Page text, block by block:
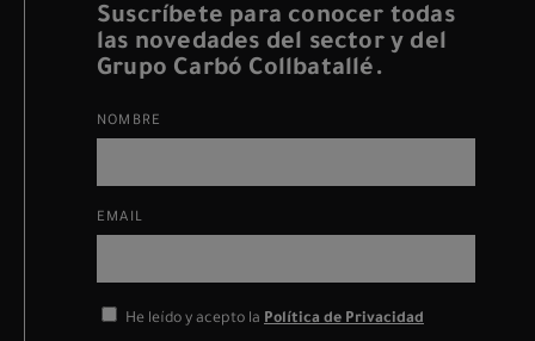
Suscríbete para conocer todas
las novedades del sector y del
Grupo Carbó Collbatallé.
NOMBRE
EMAIL
He leído y acepto la Política de Privacidad